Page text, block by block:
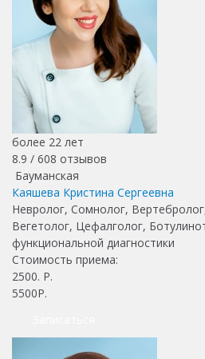
более 22 лет
8.9 / 608 отзывов
Бауманская
Каяшева Кристина Сергеевна
Невролог, Сомнолог,
Вегетолог, Цефалголог,
функциональной диагностики
Стоимость приема:
2500. Р.
5500Р.